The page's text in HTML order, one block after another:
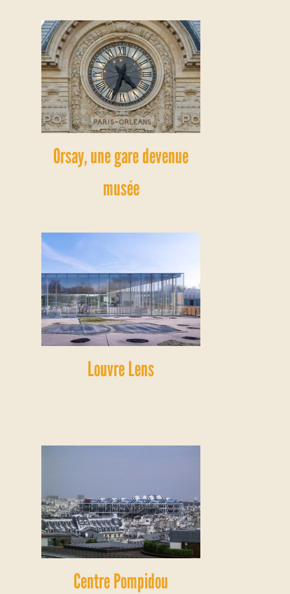
Orsay, une gare devenue
musée
Louvre Lens
Centre Pompidou